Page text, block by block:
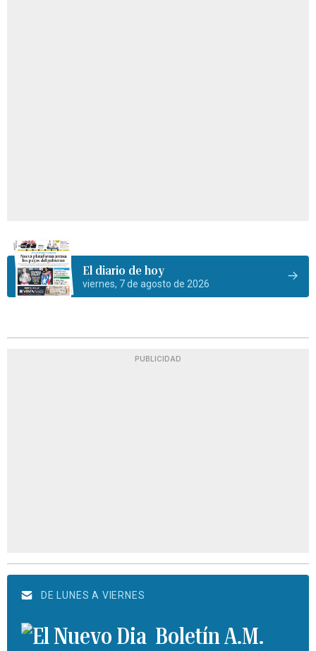
El diario de hoy
viernes, 7 de agosto de 2026
PUBLICIDAD
DE LUNES A VIERNES
Boletín A.M.